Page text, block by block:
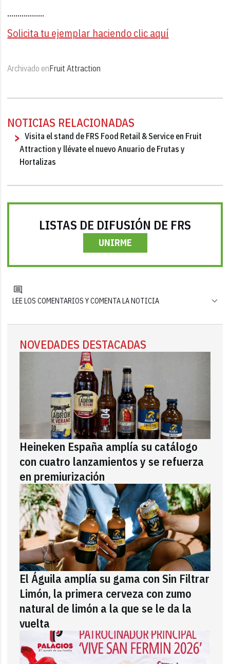
..................
Solicita tu ejemplar haciendo clic aquí
Archivado enFruit Attraction
NOTICIAS RELACIONADAS
Visita el stand de FRS Food Retail & Service en Fruit
Attraction y llévate el nuevo Anuario de Frutas y
Hortalizas
LISTAS DE DIFUSIÓN DE FRS
UNIRME
LEE LOS COMENTARIOS Y COMENTA LA NOTICIA
NOVEDADES DESTACADAS
Heineken España amplía su catálogo
con cuatro lanzamientos y se refuerza
en premiurización
El Águila amplía su gama con Sin Filtrar
Limón, la primera cerveza con zumo
natural de limón a la que se le da la
vuelta